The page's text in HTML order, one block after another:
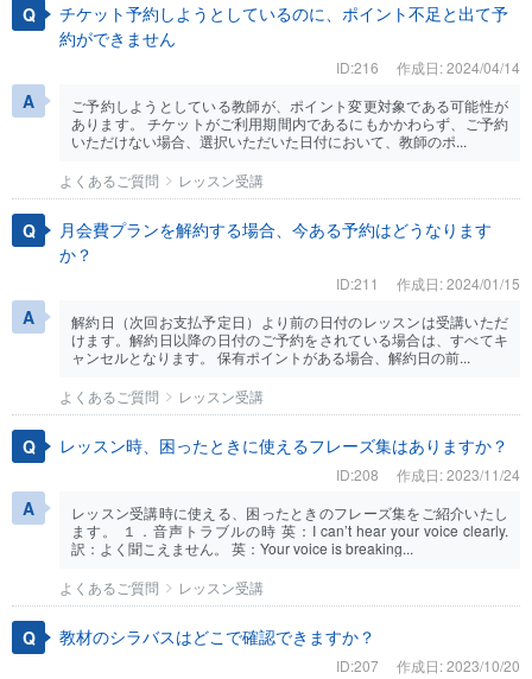
チケット予約しようとしているのに、ポイント不足と出て予
約ができません
ID:216
作成日: 2024/04/14
ご予約しようとしている教師が、ポイント変更対象である可能性が
あります。 チケットがご利用期間内であるにもかかわらず、ご予約
いただけない場合、選択いただいた日付において、教師のポ...
よくあるご質問
レッスン受講
月会費プランを解約する場合、今ある予約はどうなります
か？
ID:211
作成日: 2024/01/15
解約日（次回お支払予定日）より前の日付のレッスンは受講いただ
けます。解約日以降の日付のご予約をされている場合は、すべてキ
ャンセルとなります。 保有ポイントがある場合、解約日の前...
よくあるご質問
レッスン受講
レッスン時、困ったときに使えるフレーズ集はありますか？
ID:208
作成日: 2023/11/24
レッスン受講時に使える、困ったときのフレーズ集をご紹介いたし
ます。 １．音声トラブルの時 英：I can’t hear your voice clearly.
訳：よく聞こえません。 英：Your voice is breaking...
よくあるご質問
レッスン受講
教材のシラバスはどこで確認できますか？
ID:207
作成日: 2023/10/20